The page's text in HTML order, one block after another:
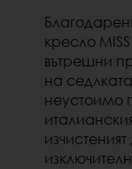
кресло
вътрешни
на
неустоимо